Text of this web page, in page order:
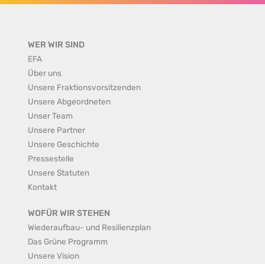
WER WIR SIND
EFA
Über uns
Unsere Fraktionsvorsitzenden
Unsere Abgeordneten
Unser Team
Unsere Partner
Unsere Geschichte
Pressestelle
Unsere Statuten
Kontakt
WOFÜR WIR STEHEN
Wiederaufbau- und Resilienzplan
Das Grüne Programm
Unsere Vision